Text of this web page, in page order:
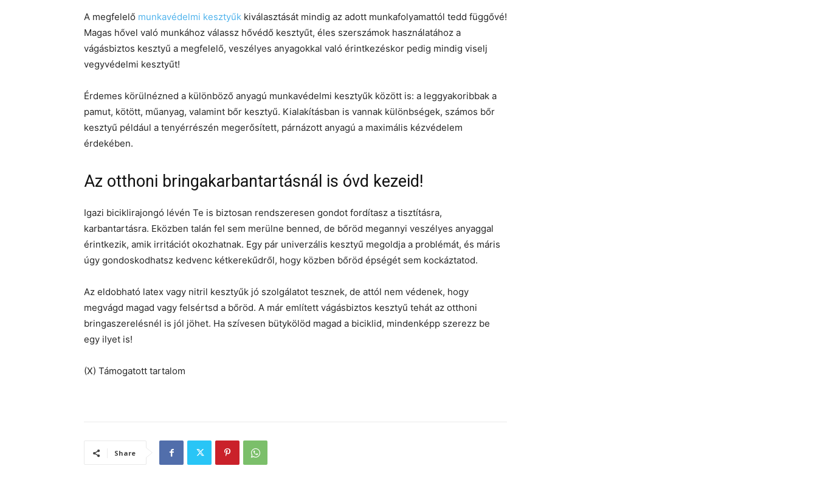
A megfelelő munkavédelmi kesztyűk kiválasztását mindig az adott munkafolyamattól tedd függővé!
Magas hővel való munkához válassz hővédő kesztyűt, éles szerszámok használatához a
vágásbiztos kesztyű a megfelelő, veszélyes anyagokkal való érintkezéskor pedig mindig viselj
vegyvédelmi kesztyűt!
Érdemes körülnézned a különböző anyagú munkavédelmi kesztyűk között is: a leggyakoribbak a
pamut, kötött, műanyag, valamint bőr kesztyű. Kialakításban is vannak különbségek, számos bőr
kesztyű például a tenyérrészén megerősített, párnázott anyagú a maximális kézvédelem
érdekében.
Az otthoni bringakarbantartásnál is óvd kezeid!
Igazi biciklirajongó lévén Te is biztosan rendszeresen gondot fordítasz a tisztításra,
karbantartásra. Eközben talán fel sem merülne benned, de bőröd megannyi veszélyes anyaggal
érintkezik, amik irritációt okozhatnak. Egy pár univerzális kesztyű megoldja a problémát, és máris
úgy gondoskodhatsz kedvenc kétkerekűdről, hogy közben bőröd épségét sem kockáztatod.
Az eldobható latex vagy nitril kesztyűk jó szolgálatot tesznek, de attól nem védenek, hogy
megvágd magad vagy felsértsd a bőröd. A már említett vágásbiztos kesztyű tehát az otthoni
bringaszerelésnél is jól jöhet. Ha szívesen bütykölöd magad a biciklid, mindenképp szerezz be
egy ilyet is!
(X) Támogatott tartalom
Share